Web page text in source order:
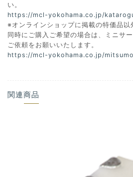
い。
https://mcl-yokohama.co.jp/
※オンラインショップに掲載の特価品以
同時にご購入ご希望の場合は、ミニサ
ご依頼をお願いいたします。
https://mcl-yokohama.co.jp/
関連商品